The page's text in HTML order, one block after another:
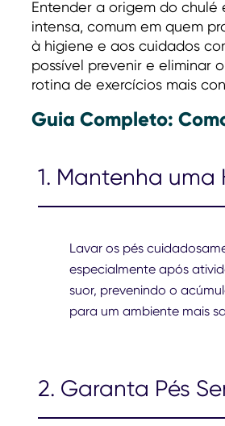
Entender a origem do
intensa, comum em quem
à higiene e aos cuidados
possível prevenir e eliminar
rotina de exercícios mais
Guia Completo:
1. Mantenha uma
Lavar os pés
especialmente após
suor, prevenindo o
para um ambiente mais
2. Garanta Pés